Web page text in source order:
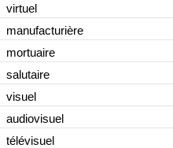
virtuel
manufacturière
mortuaire
salutaire
visuel
audiovisuel
télévisuel